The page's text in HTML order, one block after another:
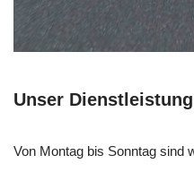
Unser
Von Montag bis Sonntag sind